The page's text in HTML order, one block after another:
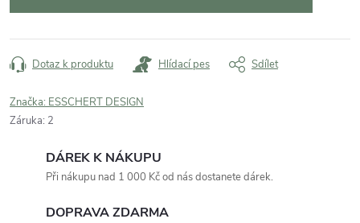
Dotaz k produktu Hlídací pes Sdílet
Značka: ESSCHERT DESIGN
Záruka: 2
DÁREK K NÁKUPU
Při nákupu nad 1 000 Kč od nás dostanete dárek.
DOPRAVA ZDARMA